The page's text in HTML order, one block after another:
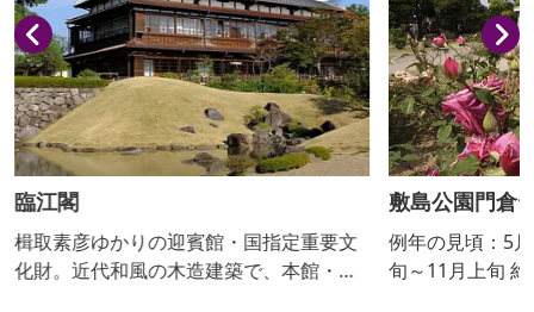
臨江閣
楫取素彦ゆかりの迎賓館・国指定重要文
化財。近代和風の木造建築で、本館・別
敷島公園門倉
例年の見頃：5
旬～11月上旬 約600種7,000株のバラ花壇